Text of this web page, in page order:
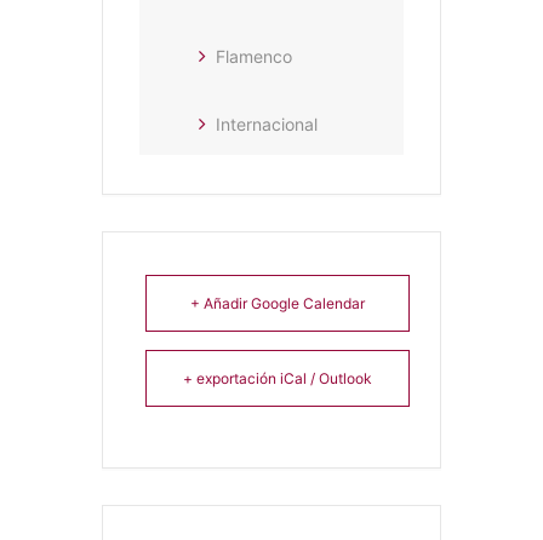
Flamenco
Internacional
+ Añadir Google Calendar
+ exportación iCal / Outlook